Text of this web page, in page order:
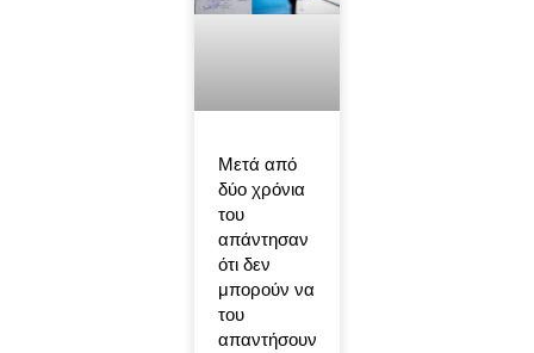
Μετά από
δύο χρόνια
του
απάντησαν
ότι δεν
μπορούν να
του
απαντήσουν